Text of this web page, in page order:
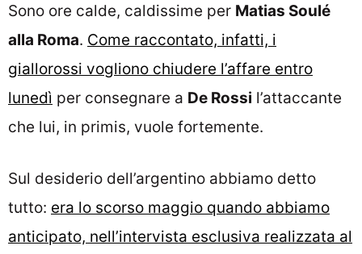
Sono ore calde, caldissime per Matias Soulé
alla Roma. Come raccontato, infatti, i
giallorossi vogliono chiudere l’affare entro
lunedì per consegnare a De Rossi l’attaccante
che lui, in primis, vuole fortemente.
Sul desiderio dell’argentino abbiamo detto
tutto: era lo scorso maggio quando abbiamo
anticipato, nell’intervista esclusiva realizzata al